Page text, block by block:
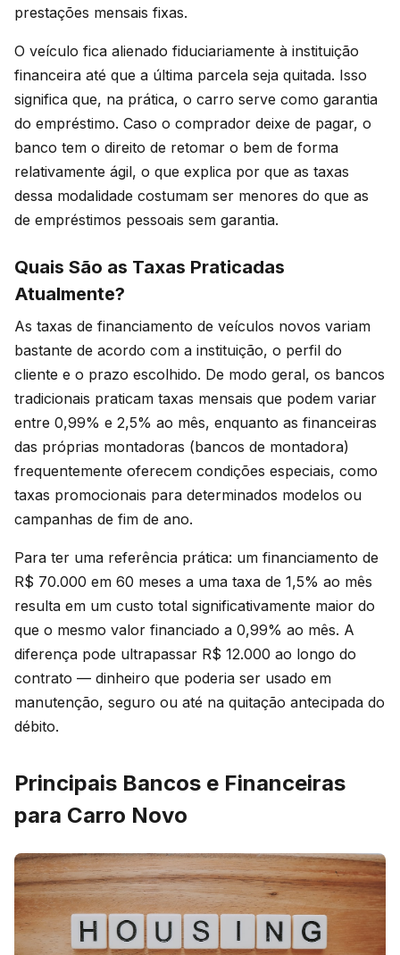
prestações mensais fixas.
O veículo fica alienado fiduciariamente à instituição
financeira até que a última parcela seja quitada. Isso
significa que, na prática, o carro serve como garantia
do empréstimo. Caso o comprador deixe de pagar, o
banco tem o direito de retomar o bem de forma
relativamente ágil, o que explica por que as taxas
dessa modalidade costumam ser menores do que as
de empréstimos pessoais sem garantia.
Quais São as Taxas Praticadas
Atualmente?
As taxas de financiamento de veículos novos variam
bastante de acordo com a instituição, o perfil do
cliente e o prazo escolhido. De modo geral, os bancos
tradicionais praticam taxas mensais que podem variar
entre 0,99% e 2,5% ao mês, enquanto as financeiras
das próprias montadoras (bancos de montadora)
frequentemente oferecem condições especiais, como
taxas promocionais para determinados modelos ou
campanhas de fim de ano.
Para ter uma referência prática: um financiamento de
R$ 70.000 em 60 meses a uma taxa de 1,5% ao mês
resulta em um custo total significativamente maior do
que o mesmo valor financiado a 0,99% ao mês. A
diferença pode ultrapassar R$ 12.000 ao longo do
contrato — dinheiro que poderia ser usado em
manutenção, seguro ou até na quitação antecipada do
débito.
Principais Bancos e Financeiras
para Carro Novo